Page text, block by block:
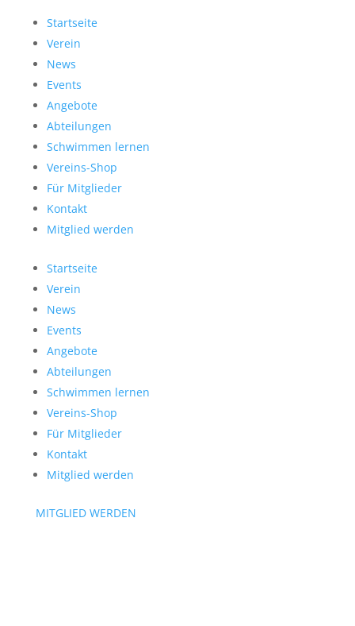
Startseite
Verein
News
Events
Angebote
Abteilungen
Schwimmen lernen
Vereins-Shop
Für Mitglieder
Kontakt
Mitglied werden
Startseite
Verein
News
Events
Angebote
Abteilungen
Schwimmen lernen
Vereins-Shop
Für Mitglieder
Kontakt
Mitglied werden
MITGLIED WERDEN